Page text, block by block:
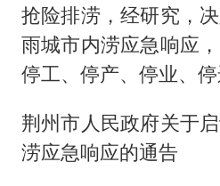
抢险排涝，经研究，
雨城市内涝应急响应
停工、停产、停业、停
荆州市人民政府关于
涝应急响应的通告